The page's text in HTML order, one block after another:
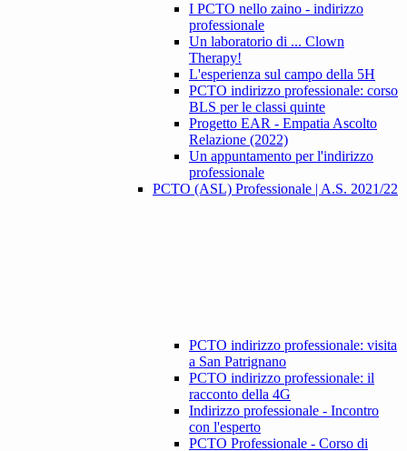
I PCTO nello zaino - indirizzo
professionale
Un laboratorio di ... Clown
Therapy!
L'esperienza sul campo della 5H
PCTO indirizzo professionale: corso
BLS per le classi quinte
Progetto EAR - Empatia Ascolto
Relazione (2022)
Un appuntamento per l'indirizzo
professionale
PCTO (ASL) Professionale | A.S. 2021/22
PCTO indirizzo professionale: visita
a San Patrignano
PCTO indirizzo professionale: il
racconto della 4G
Indirizzo professionale - Incontro
con l'esperto
PCTO Professionale - Corso di